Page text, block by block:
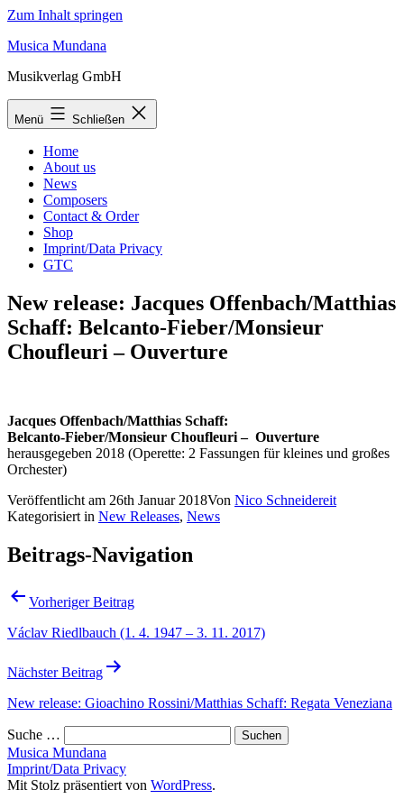
Zum Inhalt springen
Musica Mundana
Musikverlag GmbH
Menü Schließen
Home
About us
News
Composers
Contact & Order
Shop
Imprint/Data Privacy
GTC
New release: Jacques Offenbach/Matthias
Schaff: Belcanto-Fieber/Monsieur
Choufleuri – Ouverture
Jacques Offenbach/Matthias Schaff:
Belcanto-Fieber/Monsieur Choufleuri – Ouverture
herausgegeben 2018 (Operette: 2 Fassungen für kleines und großes
Orchester)
Veröffentlicht am 26th Januar 2018Von Nico Schneidereit
Kategorisiert in New Releases, News
Beitrags-Navigation
Vorheriger Beitrag
Václav Riedlbauch (1. 4. 1947 – 3. 11. 2017)
Nächster Beitrag
New release: Gioachino Rossini/Matthias Schaff: Regata Veneziana
Suche …
Musica Mundana
Imprint/Data Privacy
Mit Stolz präsentiert von WordPress.